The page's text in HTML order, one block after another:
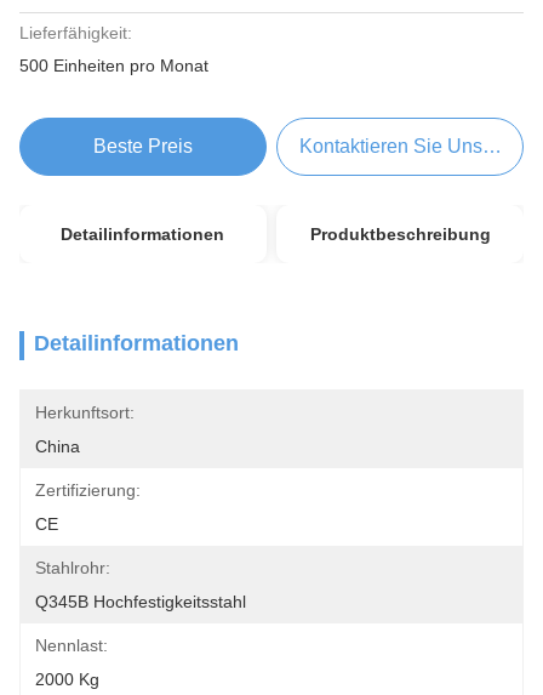
Lieferfähigkeit:
500 Einheiten pro Monat
Beste Preis Kontaktieren Sie Uns Jetzt
Detailinformationen Produktbeschreibung
Detailinformationen
Herkunftsort:
China
Zertifizierung:
CE
Stahlrohr:
Q345B Hochfestigkeitsstahl
Nennlast:
2000 Kg